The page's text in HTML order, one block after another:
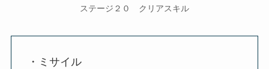
ステージ２０ クリアスキル
・ミサイル